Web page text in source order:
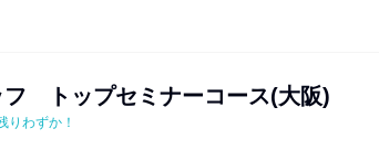
　トップセミナーコース(大阪)
りわずか！